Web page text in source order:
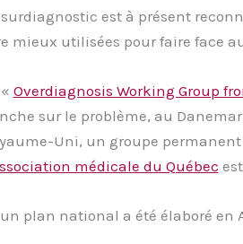
surdiagnostic est à présent
mieux utilisées pour faire face
Overdiagnosis Working Group
sur le problème, au
Uni, un groupe
médicale du Québec
plan national a été élaboré en